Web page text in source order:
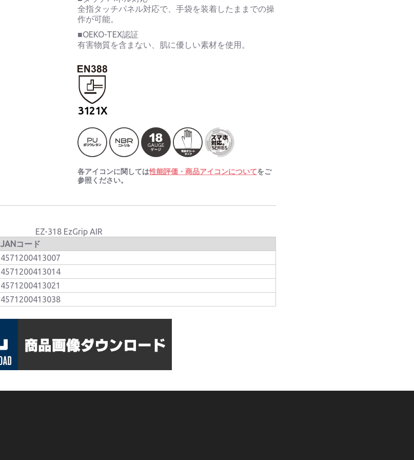
全指タッチパネル対応で、手袋を装着したままでの操
作が可能。
■OEKO-TEX認証
有害物質を含まない、肌に優しい素材を使用。
3121X
各アイコンに関しては性能評価・商品アイコンについてをご
参照ください。
EZ-318 EzGrip AIR
JANコード
4571200413007
4571200413014
4571200413021
4571200413038